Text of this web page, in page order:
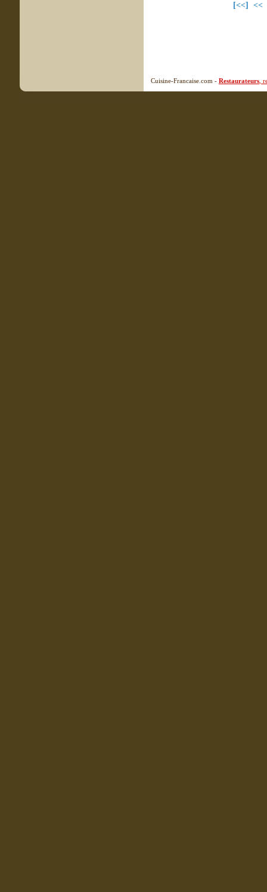
[<<] <<
Cuisine-Francaise.com - Restaurateurs ,